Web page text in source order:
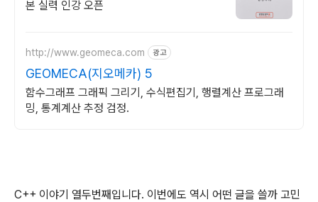
본 실력 인강 오픈
http://www.geomeca.com 광고
GEOMECA(지오메카) 5
함수그래프 그래픽 그리기, 수식편집기, 행렬계산 프로그래
밍, 통계계산 추정 검정.
C++ 이야기 열두번째입니다. 이번에도 역시 어떤 글을 쓸까 고민